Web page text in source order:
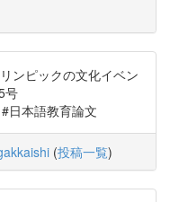
ンピックの文化イベン
号
日本語教育論文
(投稿一覧)